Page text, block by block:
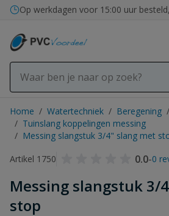
Ga naar de inhoud
Bezorging in binnen- en buitenland
Op werkdagen voor 15:00 uur
Home / Watertechniek / Beregening /
/ Tuinslang koppelingen messing
/ Messing slangstuk 3/4" slang met
Artikel 1750
0.0-0
Messing slangstuk 3/
stop